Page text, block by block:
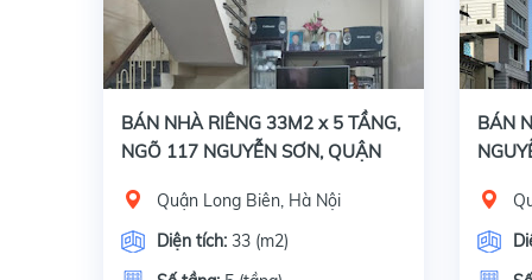
BÁN NHÀ RIÊNG 33M2 x 5 TẦNG,
NGÕ 117 NGUYỄN SƠN, QUẬN
Quận Long Biên, Hà Nội
Diện tích: 33 (m2)
BÁN
200